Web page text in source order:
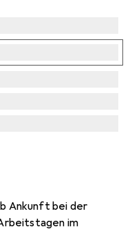
Ankunft bei der
im